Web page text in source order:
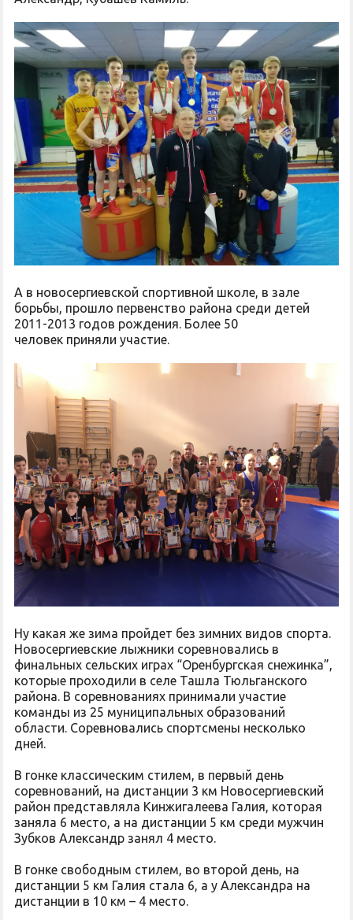
А в новосергиевской спортивной школе, в зале
борьбы, прошло первенство района среди детей
2011-2013 годов рождения. Более 50
человек приняли участие.
Ну какая же зима пройдет без зимних видов спорта.
Новосергиевские лыжники соревновались в
финальных сельских играх “Оренбургская снежинка”,
которые проходили в селе Ташла Тюльганского
района. В соревнованиях принимали участие
команды из 25 муниципальных образований
области. Соревновались спортсмены несколько
дней.
В гонке классическим стилем, в первый день
соревнований, на дистанции 3 км Новосергиевский
район представляла Кинжигалеева Галия, которая
заняла 6 место, а на дистанции 5 км среди мужчин
Зубков Александр занял 4 место.
В гонке свободным стилем, во второй день, на
дистанции 5 км Галия стала 6, а у Александра на
дистанции в 10 км – 4 место.